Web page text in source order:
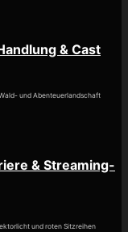
& Cast
& Streaming-